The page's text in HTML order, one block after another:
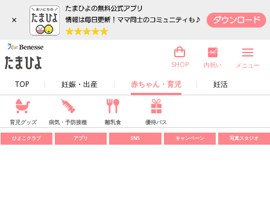
×
TOP 妊娠・出産 赤ちゃん・育児 妊活
SHOP 内祝い メニュー
育児グッズ 病気・予防接種 離乳食 優待パス
ひよこクラブ アプリ SNS キャンペーン 写真スタジオ